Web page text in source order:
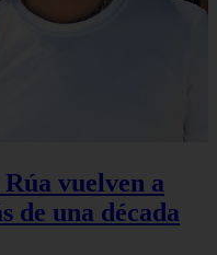
vuelven a
de una década